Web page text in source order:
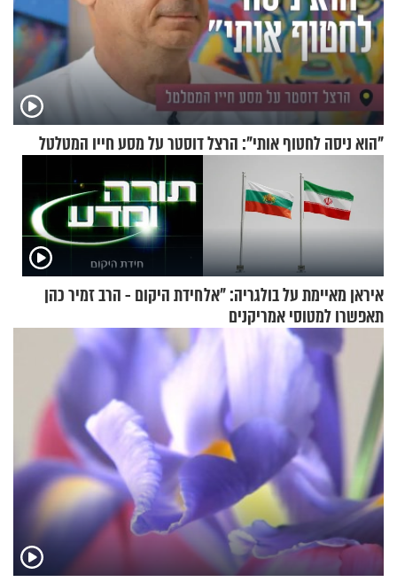
"הוא ניסה לחטוף אותי": הרצל דוסטר על מסע חייו המטלטל
איראן מאיימת על בולגריה: "אל
תאפשרו למטוסי אמריקנים
להמריא מהשטח שלכם"
חידת היקום - הרב זמיר כהן